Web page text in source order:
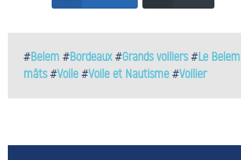
#Belem #Bordeaux#Grands voiliers#Le Belem
mâts#Voile #Voile et Nautisme #Voilier